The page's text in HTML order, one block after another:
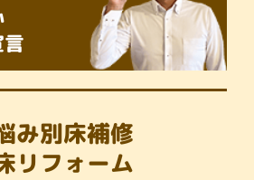
み別床補修
リフォーム